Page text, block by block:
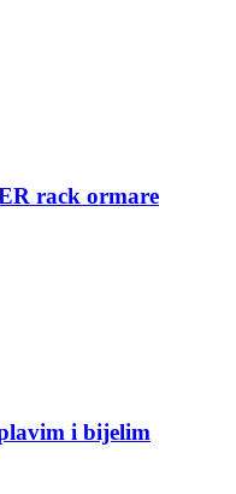
rack ormare
i bijelim